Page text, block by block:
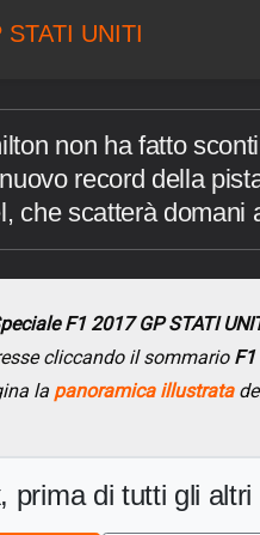
UNITI
non ha fatto
record della
che scatterà domani
F1 2017 GP STATI
cliccando il sommario
la panoramica illustrata
, prima di tutti gli altri